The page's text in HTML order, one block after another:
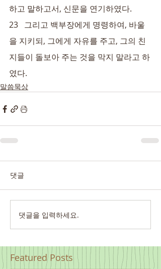
하고 말하고서, 신문을 연기하였다.
23   그리고 백부장에게 명령하여, 바울
을 지키되, 그에게 자유를 주고, 그의 친
지들이 돌보아 주는 것을 막지 말라고 하
였다.
말씀묵상
댓글
댓글을 입력하세요.
Featured Posts